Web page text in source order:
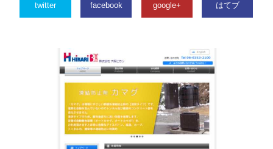
twitter facebook google+ はてブ